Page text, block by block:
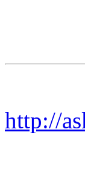
http://